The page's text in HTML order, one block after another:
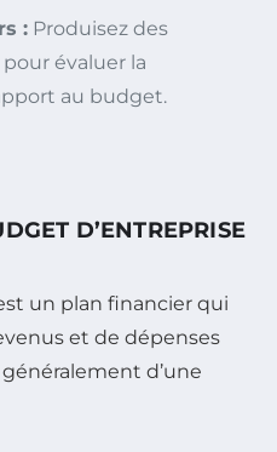
: Produisez des
évaluer la
au budget.
D’ENTREPRISE
un plan financier qui
et de dépenses
d’une